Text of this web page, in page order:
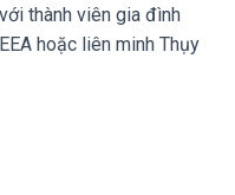
thành viên gia đình
hoặc liên minh Thụy